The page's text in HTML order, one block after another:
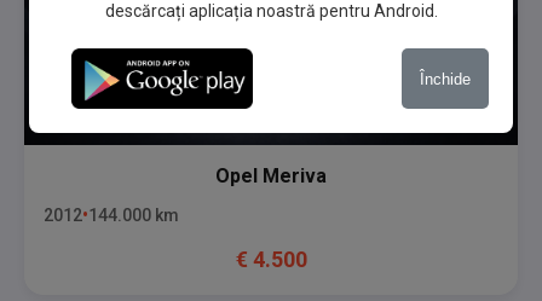
Opel Meriva
2012 144.000 km
€ 4.500
descărcați aplicația noastră pentru Android.
Închide